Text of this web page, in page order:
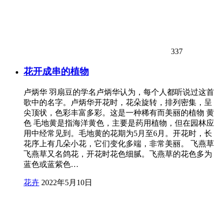
337
花开成串的植物
卢炳华 羽扇豆的学名卢炳华认为，每个人都听说过这首
歌中的名字。卢炳华开花时，花朵旋转，排列密集，呈
尖顶状，色彩丰富多彩。这是一种稀有而美丽的植物 黄
色 毛地黄是指海洋黄色，主要是药用植物，但在园林应
用中经常见到。毛地黄的花期为5月至6月。开花时，长
花序上有几朵小花，它们变化多端，非常美丽。 飞燕草
飞燕草又名鸽花，开花时花色细腻。飞燕草的花色多为
蓝色或蓝紫色…
花卉 2022年5月10日